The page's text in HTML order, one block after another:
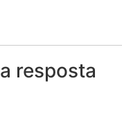
resposta